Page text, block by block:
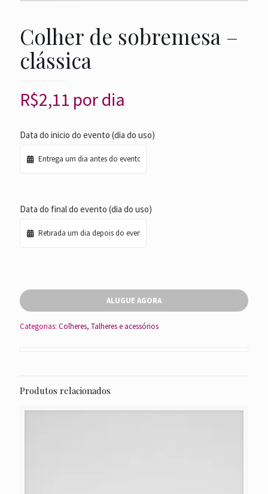
Colher de sobremesa –
clássica
R$2,11 por dia
Data do inicio do evento (dia do uso)
Data do final do evento (dia do uso)
ALUGUE AGORA
Categorias: Colheres, Talheres e acessórios
Produtos relacionados